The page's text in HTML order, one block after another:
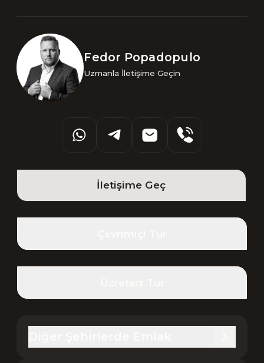
Fedor Popadopulo
Uzmanla İletişime Geçin
İletişime Geç